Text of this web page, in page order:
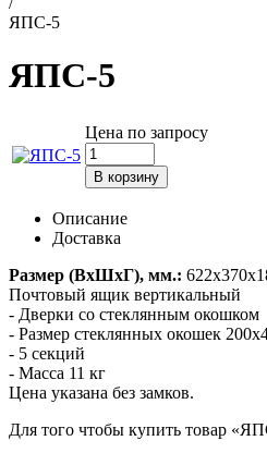
ЯПС-5
ЯПС-5
Цена по запросу
Описание
Доставка
Размер (ВхШхГ), мм.:
Почтовый ящик вертикальный
- Дверки со стеклянным окошком
- Размер стеклянных окошек
- 5 секций
- Масса 11 кг
Цена указана без замков.
Для того чтобы купить товар